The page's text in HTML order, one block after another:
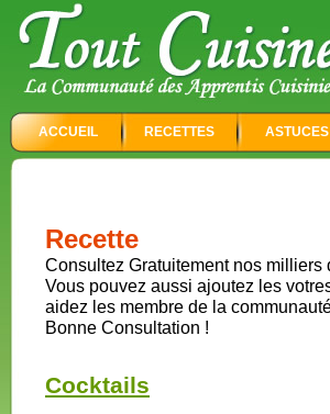
ACCUEIL RECETTES ASTUCES
Recette
Consultez Gratuitement nos
Vous pouvez aussi ajoutez les
aidez les membre de la
Bonne Consultation !
Cocktails